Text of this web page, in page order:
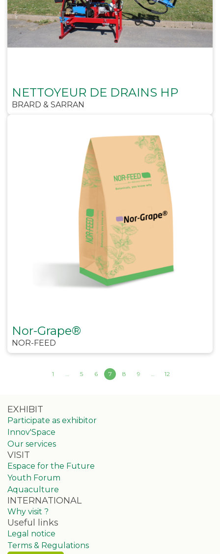
NETTOYEUR DE DRAINS HP
BRARD & SARRAN
Nor-Grape®
NOR-FEED
1 … 5 6 7 8 9 … 12
EXHIBIT
Participate as exhibitor
Innov'Space
Our services
VISIT
Espace for the Future
Youth Forum
Aquaculture
INTERNATIONAL
Why visit ?
Useful links
Legal notice
Terms & Regulations